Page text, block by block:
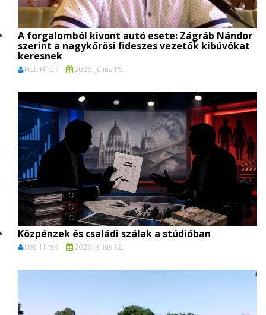
A forgalomból kivont autó esete: Zágráb Nándor
szerint a nagykőrösi fideszes vezetők kibúvókat
keresnek
Heti Hírek 2026. július 15.
Közpénzek és családi szálak a stúdióban
Heti Hírek 2026. július 12.